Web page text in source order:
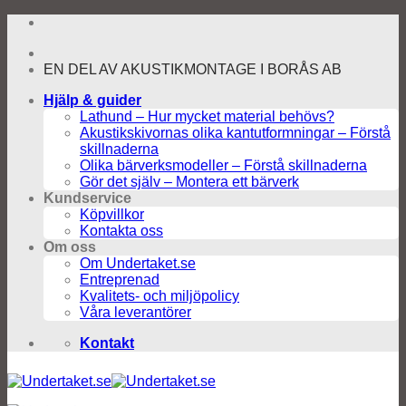
Skip
content
EN DEL AV AKUSTIKMONTAGE I BORÅS AB
Hjälp & guider
Lathund – Hur mycket material behövs?
Akustikskivornas olika kantutformningar – Förstå
skillnaderna
Olika bärverksmodeller – Förstå skillnaderna
Gör det själv – Montera ett bärverk
Kundservice
Köpvillkor
Kontakta oss
Om oss
Om Undertaket.se
Entreprenad
Kvalitets- och miljöpolicy
Våra leverantörer
Kontakt